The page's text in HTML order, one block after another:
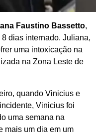
Faustino Bassetto,
dias internado. Juliana,
uma intoxicação na
na Zona Leste de
quando Vinicius e
Vinicius foi
uma semana na
mais um dia em um